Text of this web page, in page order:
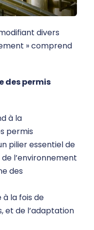
divers
» comprend
des permis
à la
permis
pilier essentiel de
l’environnement
des
la fois de
et de l’adaptation